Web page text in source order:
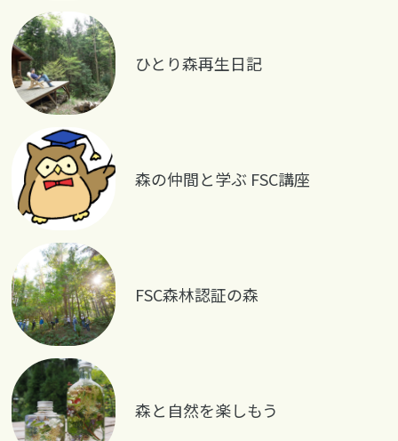
ひとり森再生日記
森の仲間と学ぶ FSC講座
FSC森林認証の森
森と自然を楽しもう